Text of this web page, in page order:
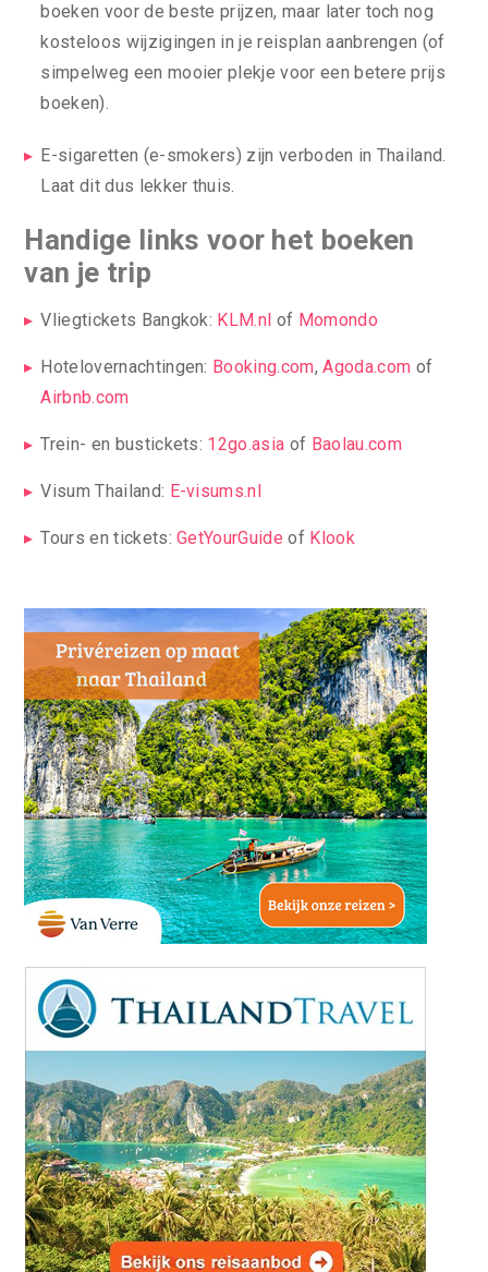
boeken voor de beste prijzen, maar later toch nog
kosteloos wijzigingen in je reisplan aanbrengen (of
simpelweg een mooier plekje voor een betere prijs
boeken).
E-sigaretten (e-smokers) zijn verboden in Thailand.
Laat dit dus lekker thuis.
Handige links voor het boeken
van je trip
Vliegtickets Bangkok: KLM.nl of Momondo
Hotelovernachtingen: Booking.com,Agoda.com of
Airbnb.com
Trein- en bustickets: 12go.asia of Baolau.com
Visum Thailand: E-visums.nl
Tours en tickets:GetYourGuide of Klook